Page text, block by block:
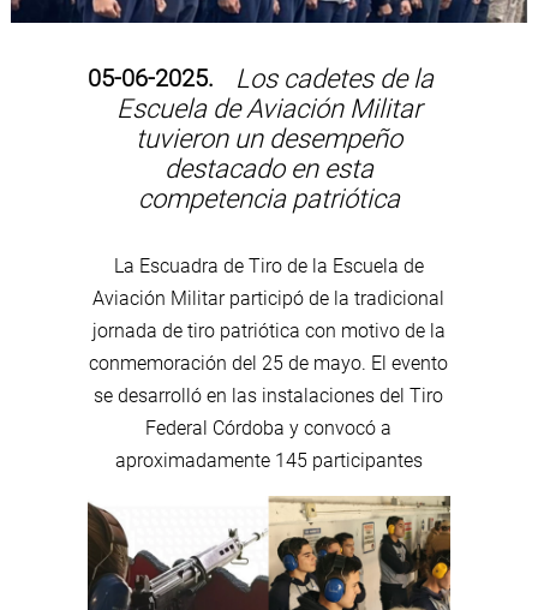
05-06-2025.
Los cadetes de la
Escuela de Aviación Militar
tuvieron un desempeño
destacado en esta
competencia patriótica
La Escuadra de Tiro de la Escuela de
Aviación Militar participó de la tradicional
jornada de tiro patriótica con motivo de la
conmemoración del 25 de mayo. El evento
se desarrolló en las instalaciones del Tiro
Federal Córdoba y convocó a
aproximadamente 145 participantes